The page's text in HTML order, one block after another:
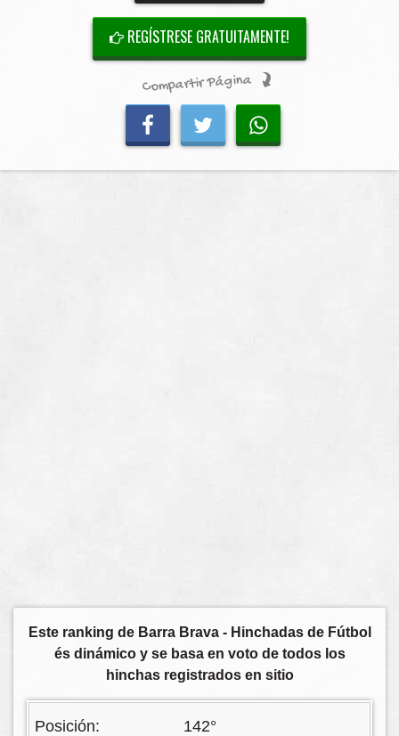
REGÍSTRESE GRATUITAMENTE!
Compartir Página
Este ranking de Barra Brava - Hinchadas de Fútbol
és dinámico y se basa en voto de todos los
hinchas registrados en sitio
142°